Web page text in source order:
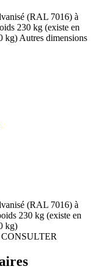
(RAL 7016) à
230 kg (existe en
kg) Autres dimensions
(RAL 7016) à
230 kg (existe en
kg)
CONSULTER